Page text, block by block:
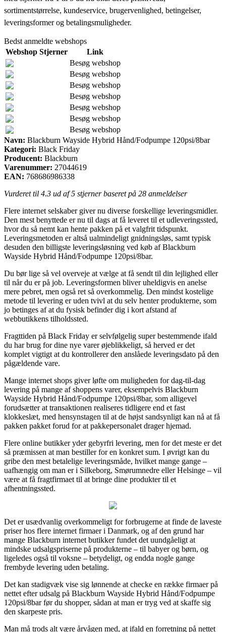
sortimentstørrelse, kundeservice, brugervenlighed, betingelser,
leveringsformer og betalingsmuligheder.
Bedst anmeldte webshops
Webshop Stjerner
Link
Besøg webshop
Besøg webshop
Besøg webshop
Besøg webshop
Besøg webshop
Besøg webshop
Besøg webshop
Navn: Blackburn Wayside Hybrid Hånd/Fodpumpe 120psi/8bar
Kategori: Black Friday
Producent: Blackburn
Varenummer: 27044619
EAN: 768686986338
Vurderet til 4.3 ud af 5 stjerner baseret på 28 anmeldelser
Flere internet selskaber giver nu diverse forskellige leveringsmidler.
Den mest benyttede er nu til dags at få leveret til et udleveringssted,
hvor du så nemt kan hente pakken på et valgfrit tidspunkt.
Leveringsmetoden er altså ualmindeligt gnidningsløs, samt typisk
desuden den billigste leveringsløsning ved køb af Blackburn
Wayside Hybrid Hånd/Fodpumpe 120psi/8bar.
Du bør lige så vel overveje at vælge at få sendt til din lejlighed eller
til når du er på job. Leveringsformen bliver uheldigvis en anelse
mere pebret, men også ret så overkommelig. Den mindst kostelige
metode til levering er uden tvivl at du selv henter produkterne, som
jo betinges af at du fysisk befinder dig i kort afstand af
webbutikkens tilholdssted.
Fragttiden på Black Friday er selvfølgelig super bestemmende ifald
du har brug for dine nye varer øjeblikkeligt, så herved er det
komplet vigtigt at du kontrollerer den anslåede leveringsdato på den
pågældende vare.
Mange internet shops giver løfte om muligheden for dag-til-dag
levering på mange af shoppens varer, eksempelvis Blackburn
Wayside Hybrid Hånd/Fodpumpe 120psi/8bar, som alligevel
forudsætter at transaktionen realiseres tidligere end et fast
klokkeslæt, med hensynstagen til at de højst sandsynligt kan nå at få
pakken pakket forud for at pakkepersonalet drager hjemad.
Flere online butikker yder gebyrfri levering, men for det meste er det
så præmissen at man bestiller for en konkret sum. I øvrigt kan du
gribe den mest betalelige leveringsmåde, hvilket mange gange –
uafhængig om man er i Silkeborg, Smørumnedre eller Helsinge – vil
være at få fragtfirmaet til at bringe dine produkter til et
afhentningssted.
Det er usædvanlig overkommeligt for forbrugerne at finde de laveste
priser hos flere internet firmaer i Danmark, og af den grund har
mange Blackburn internet butikker fundet det uundgåeligt at
mindske udsalgspriserne på produkterne – til babyer og børn, og
ligeledes også til voksne – betydeligt, og endda nogle gange
frembyde levering uden betaling.
Det kan stadigvæk vise sig lønnende at checke en række firmaer på
nettet efter udsalg på Blackburn Wayside Hybrid Hånd/Fodpumpe
120psi/8bar før du shopper, sådan at man er tryg ved at skaffe sig
den skarpeste pris.
Man må trods alt være årvågen med, at ifald en forretning på nettet